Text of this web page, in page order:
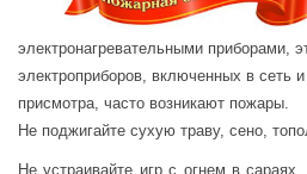
электронагревательными приборами,
электроприборов, включенных в сеть
присмотра, часто возникают пожары.
Не поджигайте сухую траву, сено,
Не устраивайте игр с огнем в